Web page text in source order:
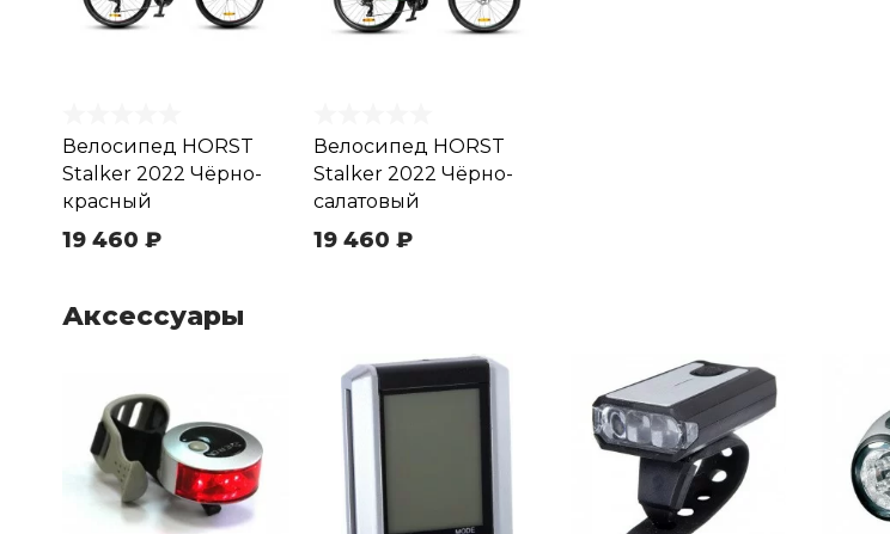
Велосипед HORST
Stalker 2022 Чёрно-
красный
19 460 ₽
Велосипед HORST
Stalker 2022 Чёрно-
салатовый
19 460 ₽
Аксессуары